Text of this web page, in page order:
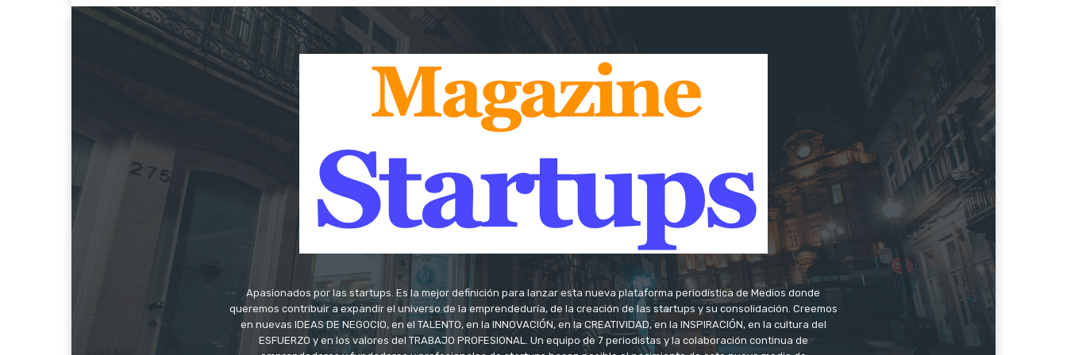
Apasionados por las startups. Es la mejor definición para lanzar esta nueva plataforma periodística de Medios donde
queremos contribuir a expandir el universo de la emprendeduría, de la creación de las startups y su consolidación. Creemos
en nuevas IDEAS DE NEGOCIO, en el TALENTO, en la INNOVACIÓN, en la CREATIVIDAD, en la INSPIRACIÓN, en la cultura del
ESFUERZO y en los valores del TRABAJO PROFESIONAL. Un equipo de 7 periodistas y la colaboración continua de